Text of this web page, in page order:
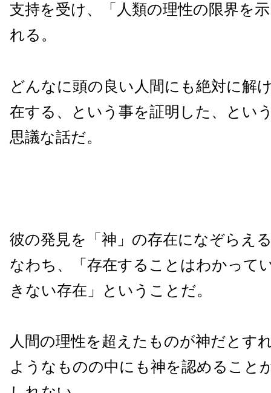
支持を受け、「人類の理性の限界を
れる。
どんなに頭の良い人間にも絶対に解
在する、という事を証明した、とい
思議な話だ。
彼の発見を「神」の存在になぞらえ
なわち、「存在することはわかって
きない存在」ということだ。
人間の理性を超えたものが神だとす
ようなものの中にも神を認めること